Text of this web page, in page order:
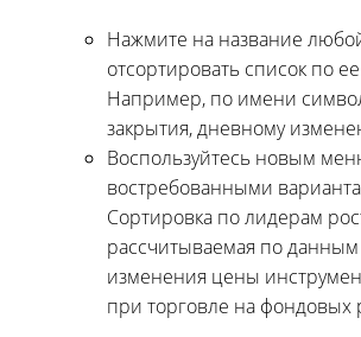
Нажмите на название
отсортировать список по
Например, по имени
закрытия, дневному
Воспользуйтесь новым
востребованными
Сортировка по лидерам
рассчитываемая по
изменения цены
при торговле на фондовых